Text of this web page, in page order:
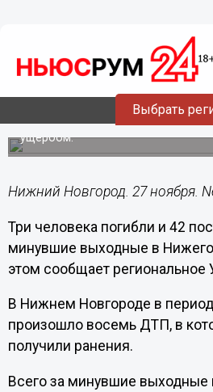
Выбрать
Три человека погибли и
пострадали в ДТП за
выходные в
Зарегистрировано более 270
ущербом.
Нижний Новгород. 27 ноября.
Три человека погибли и 42
минувшие выходные в
этом сообщает
В Нижнем Новгороде в
произошло восемь ДТП, в
получили ранения.
Всего за минувшие выходные